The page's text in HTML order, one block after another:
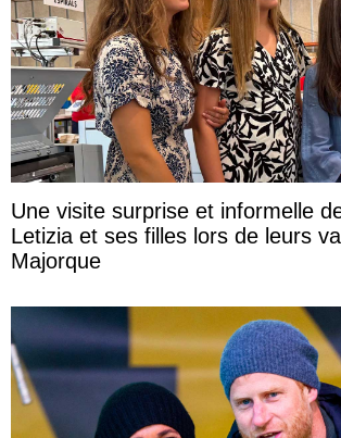
Une visite surprise et informelle
Letizia et ses filles lors de leurs
Majorque